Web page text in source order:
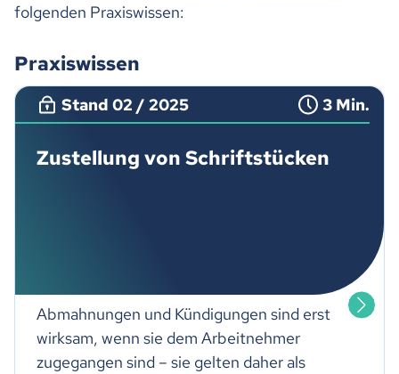
folgenden Praxiswissen:
Praxiswissen
Stand 02 / 2025 3 Min.
Zustellung von Schriftstücken
Abmahnungen und Kündigungen sind erst
wirksam, wenn sie dem Arbeitnehmer
zugegangen sind – sie gelten daher als